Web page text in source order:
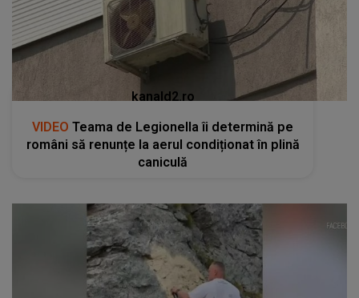
kanald2.ro
VIDEO Teama de Legionella îi determină pe
români să renunțe la aerul condiționat în plină
caniculă